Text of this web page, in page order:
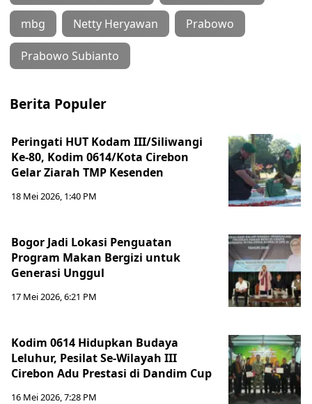
mbg Netty Heryawan Prabowo
Prabowo Subianto
Berita Populer
Peringati HUT Kodam III/Siliwangi
Ke-80, Kodim 0614/Kota Cirebon
Gelar Ziarah TMP Kesenden
18 Mei 2026, 1:40 PM
Bogor Jadi Lokasi Penguatan
Program Makan Bergizi untuk
Generasi Unggul
17 Mei 2026, 6:21 PM
Kodim 0614 Hidupkan Budaya
Leluhur, Pesilat Se-Wilayah III
Cirebon Adu Prestasi di Dandim Cup
16 Mei 2026, 7:28 PM